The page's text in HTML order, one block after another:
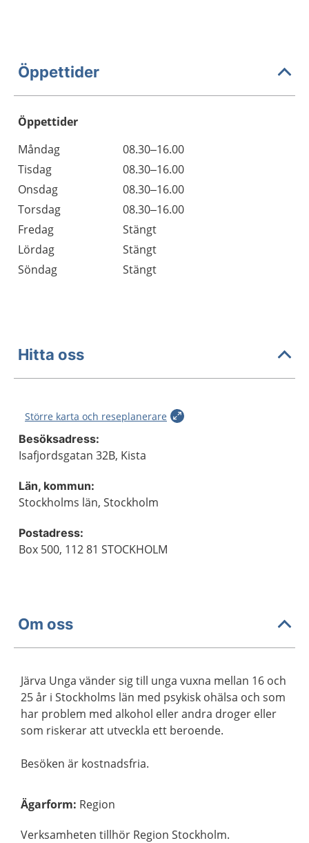
Öppettider
Öppettider
Dag
Öppettider
Kommentarer
Måndag
08.30–16.00
Tisdag
08.30–16.00
Onsdag
08.30–16.00
Torsdag
08.30–16.00
Fredag
Stängt
Lördag
Stängt
Söndag
Stängt
Hitta oss
Större karta och reseplanerare
Besöksadress:
Isafjordsgatan 32B, Kista
Län, kommun:
Stockholms län, Stockholm
Postadress:
Box 500, 112 81 STOCKHOLM
Om oss
Järva Unga vänder sig till unga vuxna mellan 16 och
25 år i Stockholms län med psykisk ohälsa och som
har problem med alkohol eller andra droger eller
som riskerar att utveckla ett beroende.
Besöken är kostnadsfria.
Ägarform: Region
Verksamheten tillhör Region Stockholm.